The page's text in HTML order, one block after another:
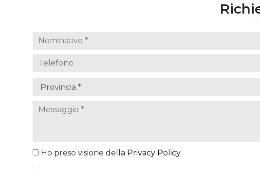
Ho preso visione della Privacy Policy